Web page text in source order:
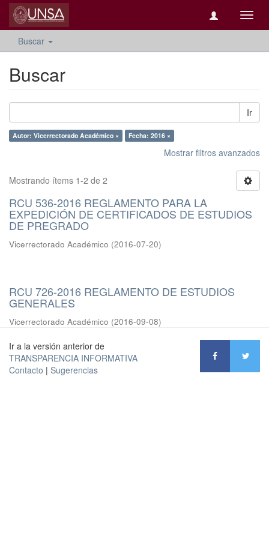
Buscar
Buscar
Ir
Autor: Vicerrectorado Académico × Fecha: 2016 ×
Mostrar filtros avanzados
Mostrando ítems 1-2 de 2
RCU 536-2016 REGLAMENTO PARA LA
EXPEDICIÓN DE CERTIFICADOS DE ESTUDIOS
DE PREGRADO
Vicerrectorado Académico (2016-07-20)
RCU 726-2016 REGLAMENTO DE ESTUDIOS
GENERALES
Vicerrectorado Académico (2016-09-08)
Ir a la versión anterior de
TRANSPARENCIA INFORMATIVA
Contacto | Sugerencias